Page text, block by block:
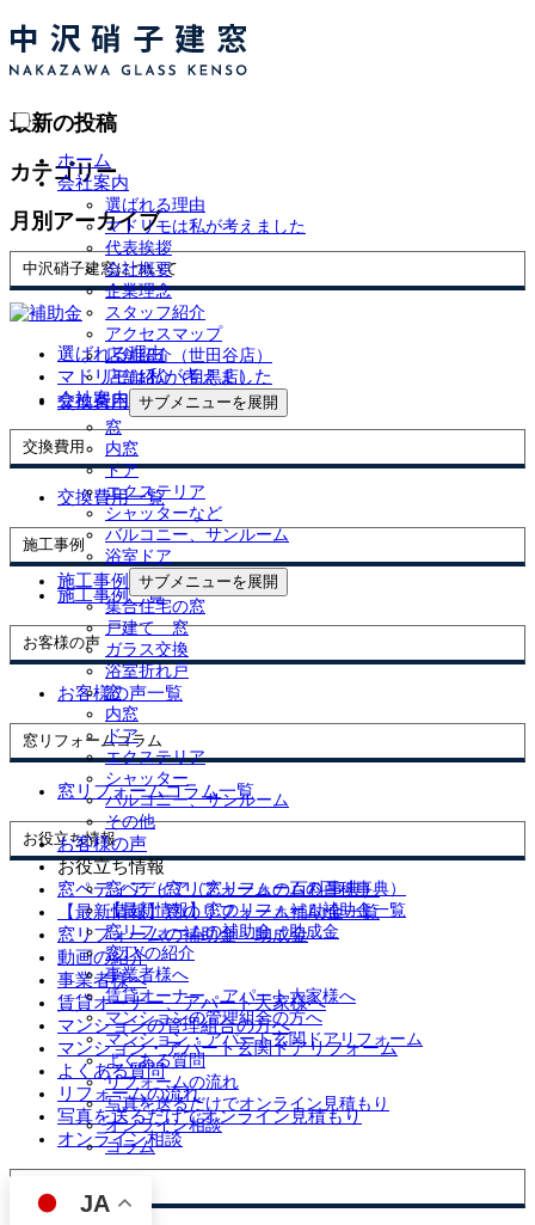
ホーム
会社案内
選ばれる理由
マドリモは私が考えました
代表挨拶
会社概要
企業理念
スタッフ紹介
アクセスマップ
店舗紹介（世田谷店）
店舗紹介（目黒店）
交換費用
サブメニューを展開
窓
内窓
ドア
エクステリア
シャッターなど
バルコニー、サンルーム
浴室ドア
施工事例
サブメニューを展開
集合住宅の窓
戸建て 窓
ガラス交換
浴室折れ戸
窓
内窓
ドア
エクステリア
シャッター
バルコニー、サンルーム
その他
お客様の声
お役立ち情報
窓ペディア（窓リフォームの百科事典）
【最新情報】窓のリフォーム補助金一覧
窓リフォームの補助金・助成金
窓TVの紹介
事業者様へ
賃貸オーナー、アパート大家様へ
マンションの管理組合の方へ
マンション・アパート玄関ドアリフォーム
よくある質問
リフォームの流れ
写真を送るだけでオンライン見積もり
オンライン相談
コラム
JA
最新の投稿
カテゴリー
月別アーカイブ
中沢硝子建窓について
選ばれる理由
マドリモは私が考えました
会社案内
交換費用
交換費用一覧
施工事例
施工事例一覧
お客様の声
お客様の声一覧
窓リフォームコラム
窓リフォームコラム一覧
お役立ち情報
窓ペディア（窓リフォームの百科事典）
【最新情報】窓のリフォーム補助金一覧
窓リフォームの補助金・助成金
動画の紹介
事業者様へ
賃貸オーナー、アパート大家様へ
マンションの管理組合の方へ
マンション・アパート玄関ドアリフォーム
よくある質問
リフォームの流れ
写真を送るだけでオンライン見積もり
オンライン相談